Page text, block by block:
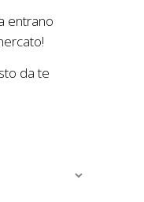
entrano
da te